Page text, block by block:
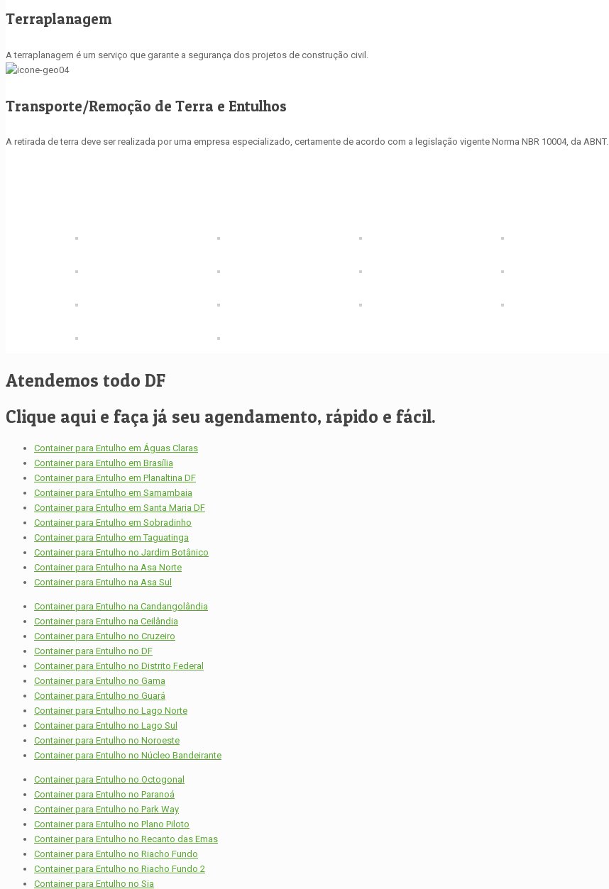
Terraplanagem
A terraplanagem é um serviço que garante a segurança dos projetos de construção civil.
Transporte/Remoção de Terra e Entulhos
A retirada de terra deve ser realizada por uma empresa especializado, certamente de acordo com a legislação vigente Norma NBR 10004, da ABNT.
Atendemos todo DF
Clique aqui e faça já seu agendamento, rápido e fácil.
Container para Entulho em Águas Claras
Container para Entulho em Brasília
Container para Entulho em Planaltina DF
Container para Entulho em Samambaia
Container para Entulho em Santa Maria DF
Container para Entulho em Sobradinho
Container para Entulho em Taguatinga
Container para Entulho no Jardim Botânico
Container para Entulho na Asa Norte
Container para Entulho na Asa Sul
Container para Entulho na Candangolândia
Container para Entulho na Ceilândia
Container para Entulho no Cruzeiro
Container para Entulho no DF
Container para Entulho no Distrito Federal
Container para Entulho no Gama
Container para Entulho no Guará
Container para Entulho no Lago Norte
Container para Entulho no Lago Sul
Container para Entulho no Noroeste
Container para Entulho no Núcleo Bandeirante
Container para Entulho no Octogonal
Container para Entulho no Paranoá
Container para Entulho no Park Way
Container para Entulho no Plano Piloto
Container para Entulho no Recanto das Emas
Container para Entulho no Riacho Fundo
Container para Entulho no Riacho Fundo 2
Container para Entulho no Sia